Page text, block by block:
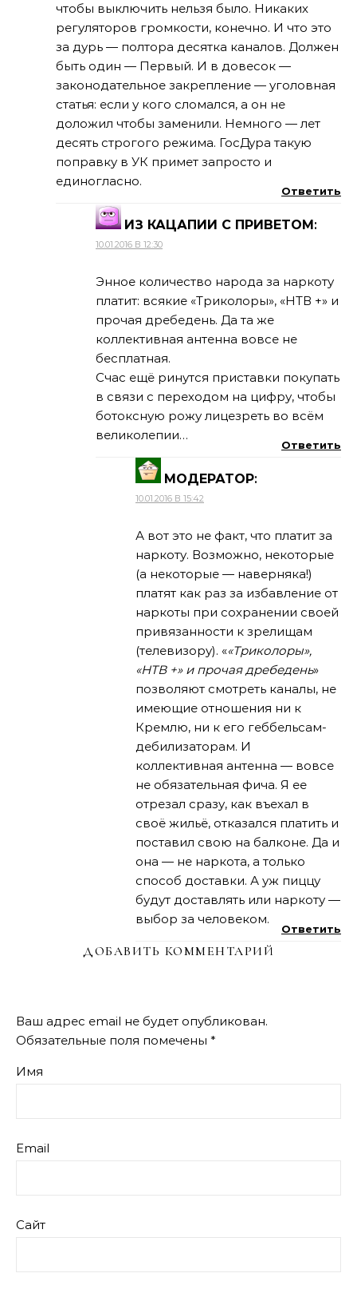
чтобы выключить нельзя было. Никаких
регуляторов громкости, конечно. И что это
за дурь — полтора десятка каналов. Должен
быть один — Первый. И в довесок —
законодательное закрепление — уголовная
статья: если у кого сломался, а он не
доложил чтобы заменили. Немного — лет
десять строгого режима. ГосДура такую
поправку в УК примет запросто и
единогласно.
Ответить
ИЗ КАЦАПИИ С ПРИВЕТОМ:
10.01.2016 В 12:30
Энное количество народа за наркоту
платит: всякие «Триколоры», «НТВ +» и
прочая дребедень. Да та же
коллективная антенна вовсе не
бесплатная.
Счас ещё ринутся приставки покупать
в связи с переходом на цифру, чтобы
ботоксную рожу лицезреть во всём
великолепии…
Ответить
МОДЕРАТОР:
10.01.2016 В 15:42
А вот это не факт, что платит за
наркоту. Возможно, некоторые
(а некоторые — наверняка!)
платят как раз за избавление от
наркоты при сохранении своей
привязанности к зрелищам
(телевизору). ««Триколоры»,
«НТВ +» и прочая дребедень»
позволяют смотреть каналы, не
имеющие отношения ни к
Кремлю, ни к его геббельсам-
дебилизаторам. И
коллективная антенна — вовсе
не обязательная фича. Я ее
отрезал сразу, как въехал в
своё жильё, отказался платить и
поставил свою на балконе. Да и
она — не наркота, а только
способ доставки. А уж пиццу
будут доставлять или наркоту —
выбор за человеком.
Ответить
ДОБАВИТЬ КОММЕНТАРИЙ
Ваш адрес email не будет опубликован.
Обязательные поля помечены *
Имя
Email
Сайт